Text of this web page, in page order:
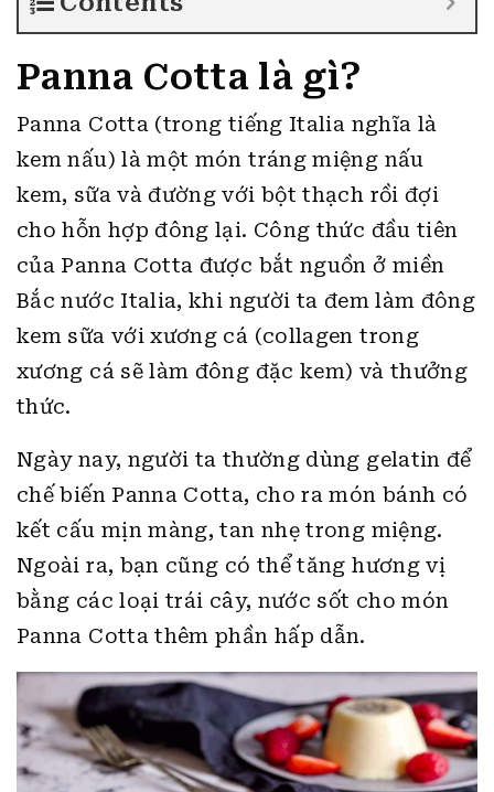
Panna Cotta là gì?
Panna Cotta (trong tiếng Italia nghĩa là
kem nấu) là một món tráng miệng nấu
kem, sữa và đường với bột thạch rồi đợi
cho hỗn hợp đông lại. Công thức đầu tiên
của Panna Cotta được bắt nguồn ở miền
Bắc nước Italia, khi người ta đem làm đông
kem sữa với xương cá (collagen trong
xương cá sẽ làm đông đặc kem) và thưởng
thức.
Ngày nay, người ta thường dùng gelatin để
chế biến Panna Cotta, cho ra món bánh có
kết cấu mịn màng, tan nhẹ trong miệng.
Ngoài ra, bạn cũng có thể tăng hương vị
bằng các loại trái cây, nước sốt cho món
Panna Cotta thêm phần hấp dẫn.